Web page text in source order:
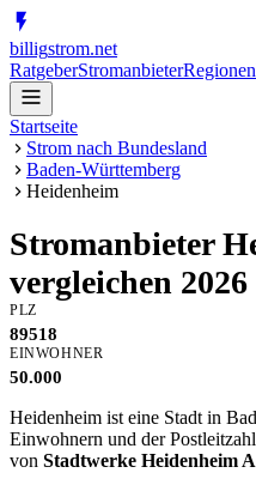
billigstrom.net
RatgeberStromanbieterRegionen
Startseite
Strom nach Bundesland
Baden-Württemberg
Heidenheim
Stromanbieter
vergleichen 2026
PLZ
89518
EINWOHNER
50.000
Heidenheim ist eine Stadt in
Einwohnern und der
von Stadtwerke Heidenheim